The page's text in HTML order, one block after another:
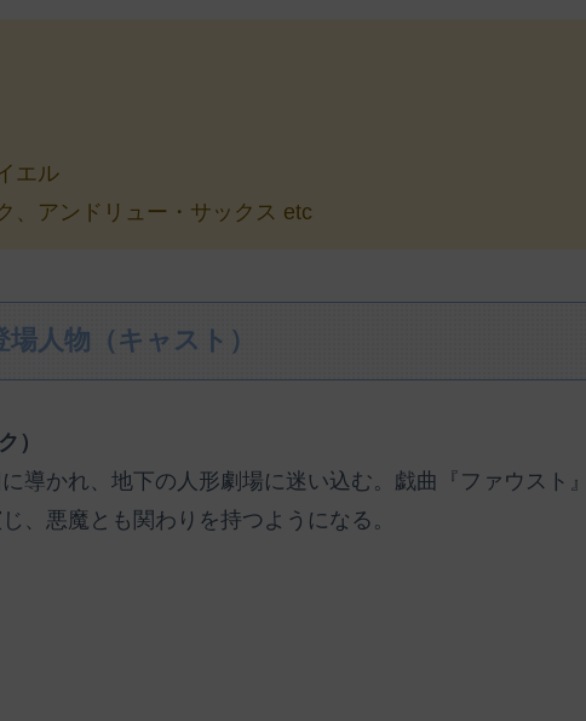
エル
、アンドリュー・サックス etc
人物（キャスト）
）
導かれ、地下の人形劇場に迷い込む。戯曲『ファウスト』
、悪魔とも関わりを持つようになる。